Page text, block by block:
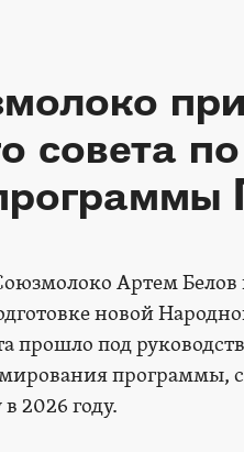
совета
Артем Белов
новой
прошло под
программы,
2026 году.